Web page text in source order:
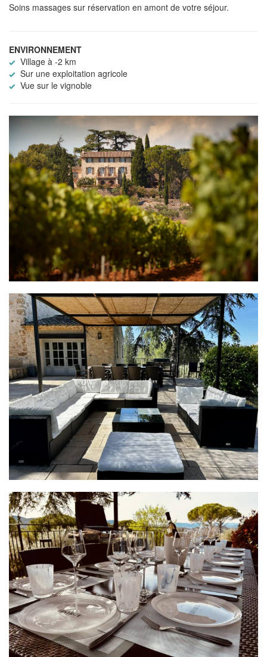
Soins massages sur réservation en amont de votre séjour.
ENVIRONNEMENT
Village à -2 km
Sur une exploitation agricole
Vue sur le vignoble